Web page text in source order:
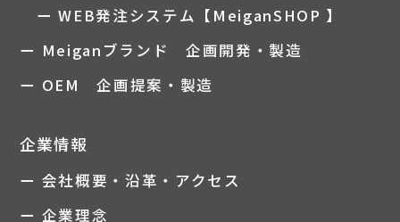
ー WEB発注システム【MeiganSHOP 】
ー Meiganブランド 企画開発・製造
ー OEM 企画提案・製造
企業情報
ー 会社概要・沿革・アクセス
ー 企業理念